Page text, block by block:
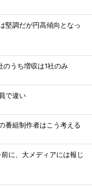
堅調だが円高傾向となっ
うち増収は1社のみ
で違い
番組制作者はこう考える
に、大メディアには報じ